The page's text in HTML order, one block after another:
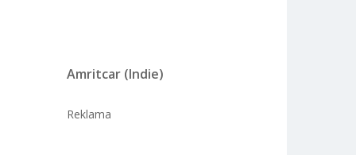
Amritcar (Indie)
Reklama